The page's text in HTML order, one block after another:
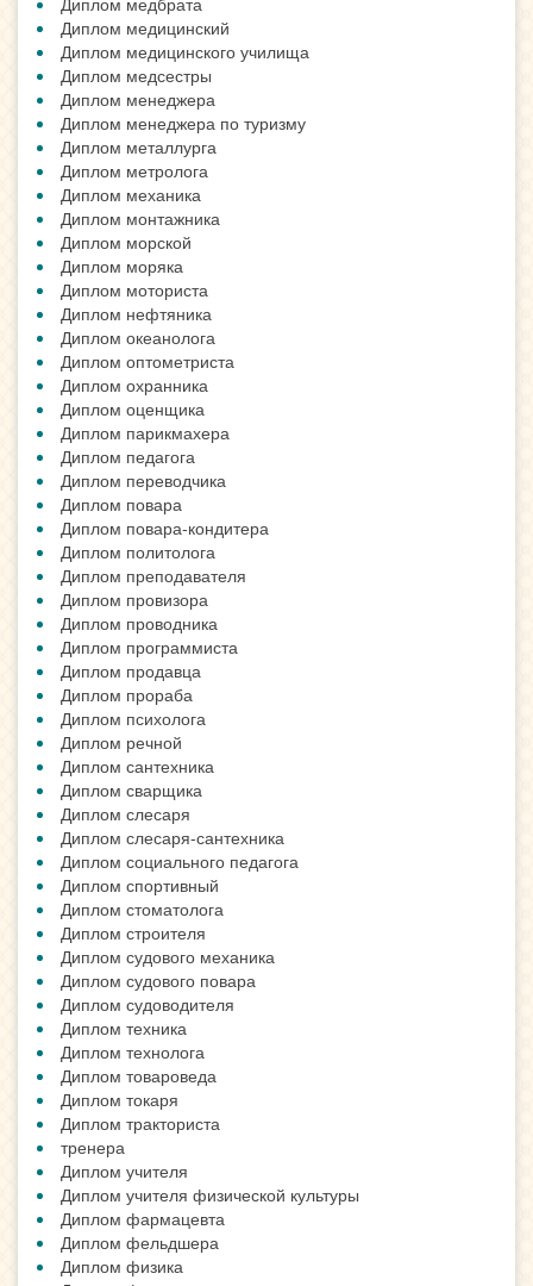
Диплом медицинский
Диплом медицинского училища
Диплом медсестры
Диплом менеджера
Диплом менеджера по туризму
Диплом металлурга
Диплом метролога
Диплом механика
Диплом монтажника
Диплом морской
Диплом моряка
Диплом моториста
Диплом нефтяника
Диплом океанолога
Диплом оптометриста
Диплом охранника
Диплом оценщика
Диплом парикмахера
Диплом педагога
Диплом переводчика
Диплом повара
Диплом повара-кондитера
Диплом политолога
Диплом преподавателя
Диплом провизора
Диплом проводника
Диплом программиста
Диплом продавца
Диплом прораба
Диплом психолога
Диплом речной
Диплом сантехника
Диплом сварщика
Диплом слесаря
Диплом слесаря-сантехника
Диплом социального педагога
Диплом спортивный
Диплом стоматолога
Диплом строителя
Диплом судового механика
Диплом судового повара
Диплом судоводителя
Диплом техника
Диплом технолога
Диплом товароведа
Диплом токаря
Диплом тракториста
тренера
Диплом учителя
Диплом учителя физической культуры
Диплом фармацевта
Диплом фельдшера
Диплом физика